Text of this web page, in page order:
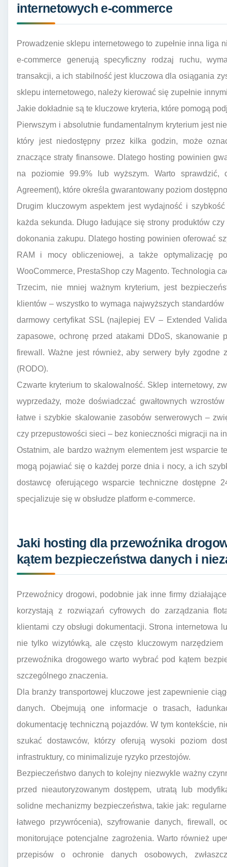
internetowych e-commerce
Prowadzenie sklepu internetowego to zupełnie inna liga
e-commerce generują specyficzny rodzaj ruchu,
transakcji, a ich stabilność jest kluczowa dla osiągania
sklepu internetowego, należy kierować się zupełnie
Jakie dokładnie są te kluczowe kryteria, które pomogą
Pierwszym i absolutnie fundamentalnym kryterium jest
który jest niedostępny przez kilka godzin, może
znaczące straty finansowe. Dlatego hosting powinien
na poziomie 99.9% lub wyższym. Warto
Agreement), które określa gwarantowany poziom
Drugim kluczowym aspektem jest wydajność i
każda sekunda. Długo ładujące się strony produktów
dokonania zakupu. Dlatego hosting powinien oferować
RAM i mocy obliczeniowej, a także optymalizację
WooCommerce, PrestaShop czy Magento. Technologia
Trzecim, nie mniej ważnym kryterium, jest
klientów – wszystko to wymaga najwyższych
darmowy certyfikat SSL (najlepiej EV – Extended
zapasowe, ochronę przed atakami DDoS, skanowanie
firewall. Ważne jest również, aby serwery były
(RODO).
Czwarte kryterium to skalowalność. Sklep internetowy,
wyprzedaży, może doświadczać gwałtownych
łatwe i szybkie skalowanie zasobów serwerowych –
czy przepustowości sieci – bez konieczności migracji na
Ostatnim, ale bardzo ważnym elementem jest wsparcie
mogą pojawiać się o każdej porze dnia i nocy, a ich
dostawcę oferującego wsparcie techniczne dostępne
specjalizuje się w obsłudze platform e-commerce.
Jaki hosting dla przewoźnika
kątem bezpieczeństwa danych i
Przewoźnicy drogowi, podobnie jak inne firmy
korzystają z rozwiązań cyfrowych do zarządzania
klientami czy obsługi dokumentacji. Strona internetowa
nie tylko wizytówką, ale często kluczowym
przewoźnika drogowego warto wybrać pod kątem
szczególnego znaczenia.
Dla branży transportowej kluczowe jest zapewnienie
danych. Obejmują one informacje o trasach,
dokumentację techniczną pojazdów. W tym kontekście,
szukać dostawców, którzy oferują wysoki poziom
infrastruktury, co minimalizuje ryzyko przestojów.
Bezpieczeństwo danych to kolejny niezwykle ważny
przed nieautoryzowanym dostępem, utratą lub
solidne mechanizmy bezpieczeństwa, takie jak:
łatwego przywrócenia), szyfrowanie danych, firewall,
monitorujące potencjalne zagrożenia. Warto również
przepisów o ochronie danych osobowych,